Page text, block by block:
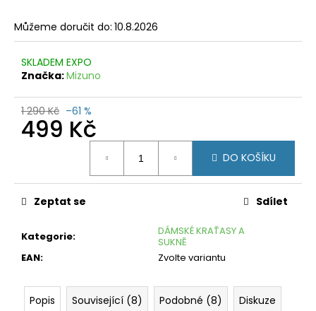
Můžeme doručit do: 10.8.2026
SKLADEM EXPO
Značka:Mizuno
1 290 Kč –61 %
499 Kč
DO KOŠÍKU
Kategorie:
DÁMSKÉ KRAŤASY A
SUKNĚ
EAN: Zvolte variantu
Zeptat se Sdílet
Popis Související (8) Podobné (8) Diskuze
u
j
m
e
FORCE
MTB
CORE
Původně:
469